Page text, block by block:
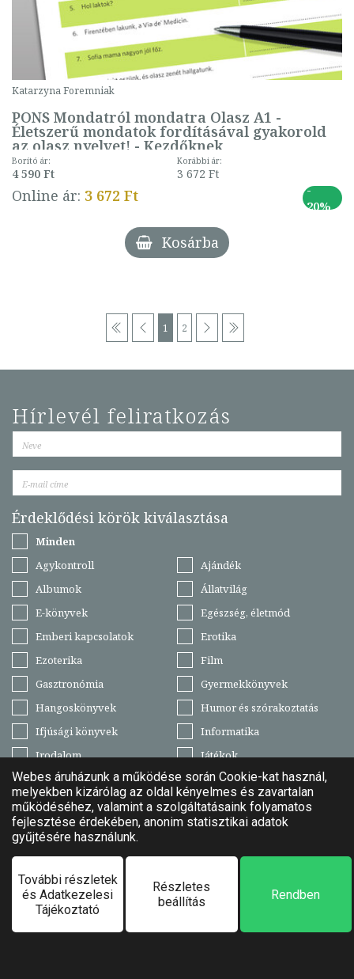
Katarzyna Foremniak
PONS Mondatról mondatra Olasz A1 -
Életszerű mondatok fordításával gyakorold
az olasz nyelvet! - Kezdőknek
Borító ár:
4 590 Ft
Korábbi ár:
3 672 Ft
Online ár: 3 672 Ft
-
20%
Kosárba
1 2
Hírlevél feliratkozás
Érdeklődési körök kiválasztása
Minden
Agykontroll
Ajándék
Albumok
Állatvilág
E-könyvek
Egészség, életmód
Emberi kapcsolatok
Erotika
Ezoterika
Film
Gasztronómia
Gyermekkönyvek
Hangoskönyvek
Humor és szórakoztatás
Ifjúsági könyvek
Informatika
Irodalom
Játékok
Kultúra, művészet
Lexikonok, enciklopédiák
Manager könyvek
Mezőgazdaság
Műszaki, technika
Naptárak
Pedagógia, nevelés
Ruhanemű
Sport
Szabadidő, hobbi